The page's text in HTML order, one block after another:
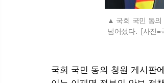
국회 국민 동
넘어섰다. [사진=
국회 국민 동의 청원 게시판